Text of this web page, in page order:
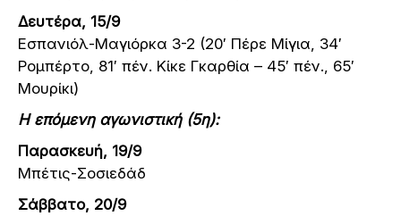
Δευτέρα, 15/9
Εσπανιόλ-Μαγιόρκα 3-2 (20′ Πέρε Μίγια, 34′
Ρομπέρτο, 81′ πέν. Κίκε Γκαρθία – 45′ πέν., 65′
Μουρίκι)
H επόμενη αγωνιστική (5η):
Παρασκευή, 19/9
Μπέτις-Σοσιεδάδ
Σάββατο, 20/9